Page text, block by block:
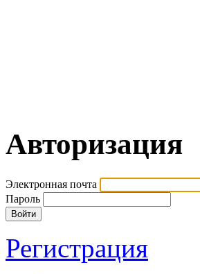
Авторизация
Электронная почта
Пароль
Регистрация